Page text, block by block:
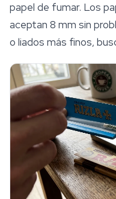
papel de fumar. Los
aceptan 8 mm sin
o liados más finos,